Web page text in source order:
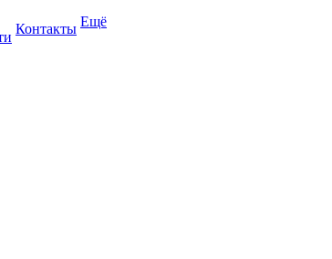
Контакты Ещё